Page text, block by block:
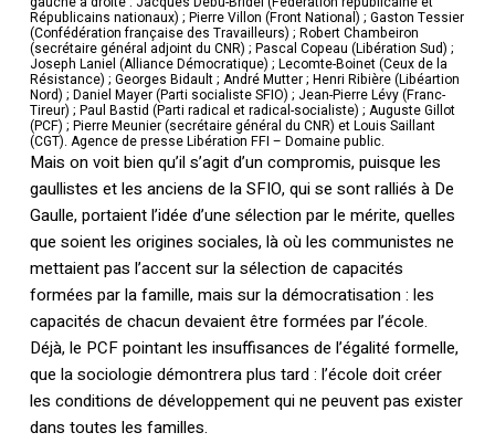
Républicains nationaux) ; Pierre Villon (Front National) ; Gaston Tessier
(Confédération française des Travailleurs) ; Robert Chambeiron
(secrétaire général adjoint du CNR) ; Pascal Copeau (Libération Sud) ;
Joseph Laniel (Alliance Démocratique) ; Lecomte-Boinet (Ceux de la
Résistance) ; Georges Bidault ; André Mutter ; Henri Ribière (Libéartion
Nord) ; Daniel Mayer (Parti socialiste SFIO) ; Jean-Pierre Lévy (Franc-
Tireur) ; Paul Bastid (Parti radical et radical-socialiste) ; Auguste Gillot
(PCF) ; Pierre Meunier (secrétaire général du CNR) et Louis Saillant
(CGT). Agence de presse Libération FFI – Domaine public.
Mais on voit bien qu’il s’agit d’un compromis, puisque les
gaullistes et les anciens de la SFIO, qui se sont ralliés à De
Gaulle, portaient l’idée d’une sélection par le mérite, quelles
que soient les origines sociales, là où les communistes ne
mettaient pas l’accent sur la sélection de capacités
formées par la famille, mais sur la démocratisation : les
capacités de chacun devaient être formées par l’école.
Déjà, le PCF pointant les insuffisances de l’égalité formelle,
que la sociologie démontrera plus tard : l’école doit créer
les conditions de développement qui ne peuvent pas exister
dans toutes les familles.